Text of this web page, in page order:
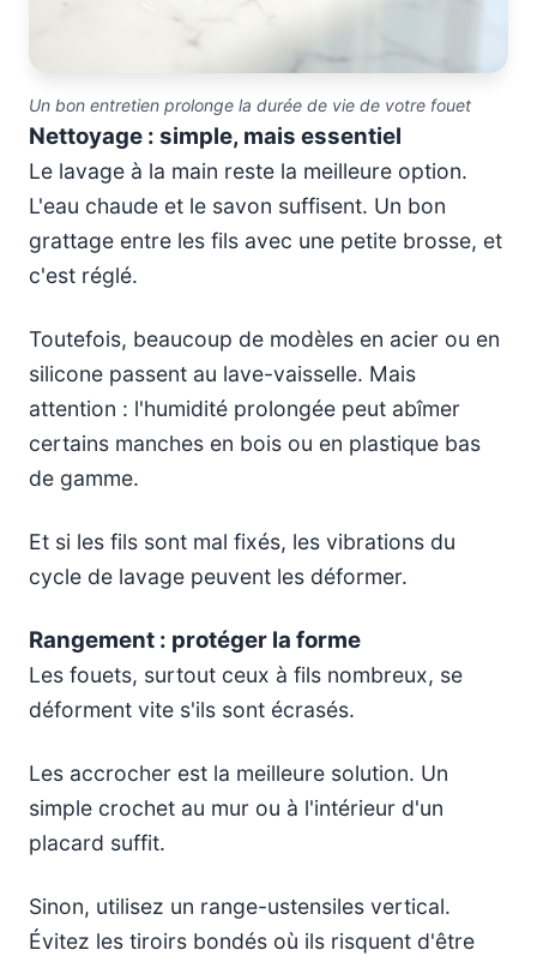
Un bon entretien prolonge la durée de vie de votre fouet
Nettoyage : simple, mais essentiel
Le lavage à la main reste la meilleure option.
L'eau chaude et le savon suffisent. Un bon
grattage entre les fils avec une petite brosse, et
c'est réglé.
Toutefois, beaucoup de modèles en acier ou en
silicone passent au lave-vaisselle. Mais
attention : l'humidité prolongée peut abîmer
certains manches en bois ou en plastique bas
de gamme.
Et si les fils sont mal fixés, les vibrations du
cycle de lavage peuvent les déformer.
Rangement : protéger la forme
Les fouets, surtout ceux à fils nombreux, se
déforment vite s'ils sont écrasés.
Les accrocher est la meilleure solution. Un
simple crochet au mur ou à l'intérieur d'un
placard suffit.
Sinon, utilisez un range-ustensiles vertical.
Évitez les tiroirs bondés où ils risquent d'être